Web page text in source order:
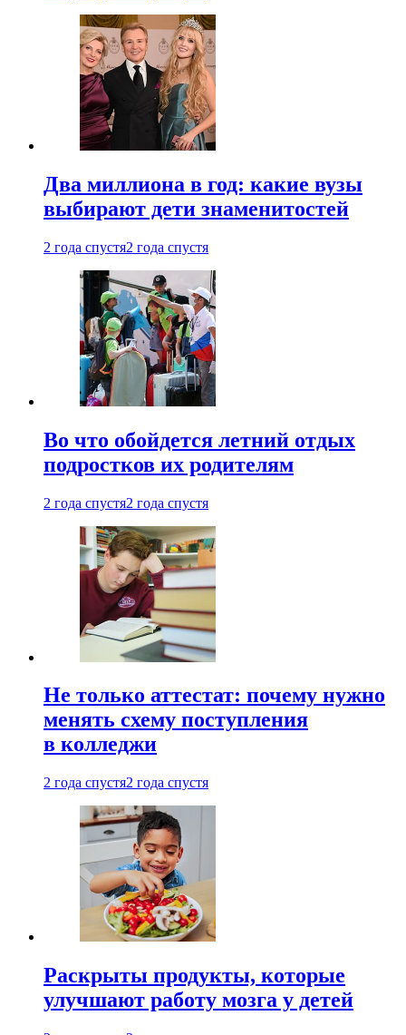
Два миллиона в год: какие вузы
выбирают дети знаменитостей
2 года спустя2 года спустя
Во что обойдется летний отдых
подростков их родителям
2 года спустя2 года спустя
Не только аттестат: почему нужно
менять схему поступления
в колледжи
2 года спустя2 года спустя
Раскрыты продукты, которые
улучшают работу мозга у детей